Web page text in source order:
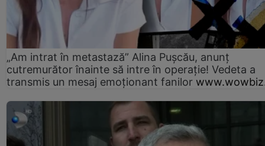
„Am intrat în metastază” Alina Pușcău, anunț
cutremurător înainte să intre în operație! Vedeta a
transmis un mesaj emoționant fanilor